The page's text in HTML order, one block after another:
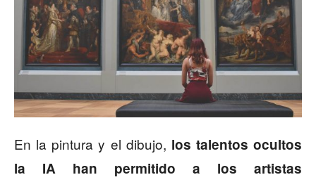
En la pintura y el dibujo, los talentos ocultos
la IA han permitido a los artistas